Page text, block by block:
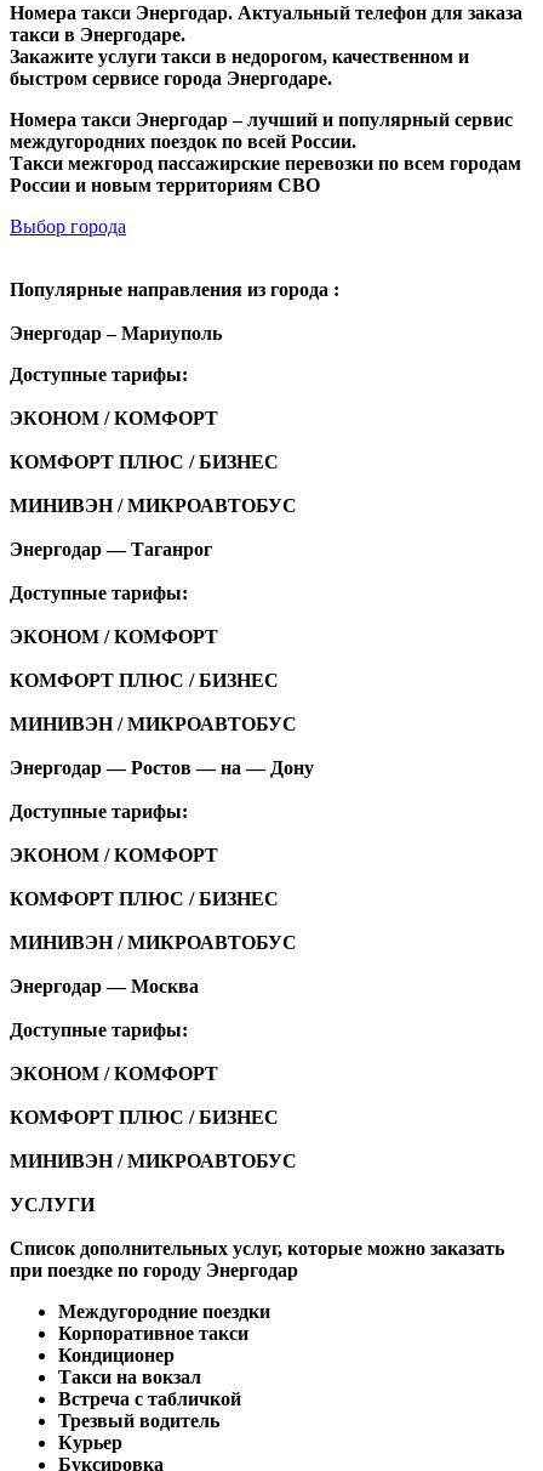
Номера такси Энергодар. Актуальный телефон для заказа
такси в Энергодаре.
Закажите услуги такси в недорогом, качественном и
быстром сервисе города Энергодаре.
Номера такси Энергодар – лучший и популярный сервис
междугородних поездок по всей России.
Такси межгород пассажирские перевозки по всем городам
России и новым территориям СВО
Выбор города
Популярные направления из города :
Энергодар – Мариуполь
Доступные тарифы:
ЭКОНОМ / КОМФОРТ
КОМФОРТ ПЛЮС / БИЗНЕС
МИНИВЭН / МИКРОАВТОБУС
Энергодар — Таганрог
Доступные тарифы:
ЭКОНОМ / КОМФОРТ
КОМФОРТ ПЛЮС / БИЗНЕС
МИНИВЭН / МИКРОАВТОБУС
Энергодар — Ростов — на — Дону
Доступные тарифы:
ЭКОНОМ / КОМФОРТ
КОМФОРТ ПЛЮС / БИЗНЕС
МИНИВЭН / МИКРОАВТОБУС
Энергодар — Москва
Доступные тарифы:
ЭКОНОМ / КОМФОРТ
КОМФОРТ ПЛЮС / БИЗНЕС
МИНИВЭН / МИКРОАВТОБУС
УСЛУГИ
Список дополнительных услуг, которые можно заказать
при поездке по городу Энергодар
Междугородние поездки
Корпоративное такси
Кондиционер
Такси на вокзал
Встреча с табличкой
Трезвый водитель
Курьер
Буксировка